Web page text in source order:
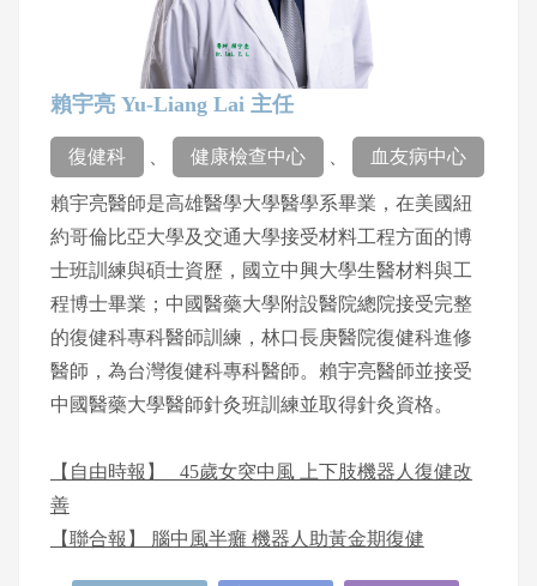
賴宇亮 Yu-Liang Lai 主任
復健科 健康檢查中心 血友病中心
賴宇亮醫師是高雄醫學大學醫學系畢業，在美國紐
約哥倫比亞大學及交通大學接受材料工程方面的博
士班訓練與碩士資歷，國立中興大學生醫材料與工
程博士畢業；中國醫藥大學附設醫院總院接受完整
的復健科專科醫師訓練，林口長庚醫院復健科進修
醫師，為台灣復健科專科醫師。賴宇亮醫師並接受
中國醫藥大學醫師針灸班訓練並取得針灸資格。
【自由時報】 _45歲女突中風 上下肢機器人復健改
善
【聯合報】 腦中風半癱 機器人助黃金期復健